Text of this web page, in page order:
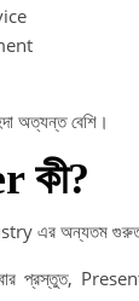
অত্যন্ত বেশি।
কী?
এর অন্যতম
প্রস্তুত,